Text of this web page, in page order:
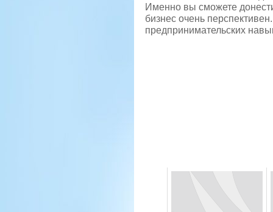
Именно вы сможете
бизнес очень
предпринимательских